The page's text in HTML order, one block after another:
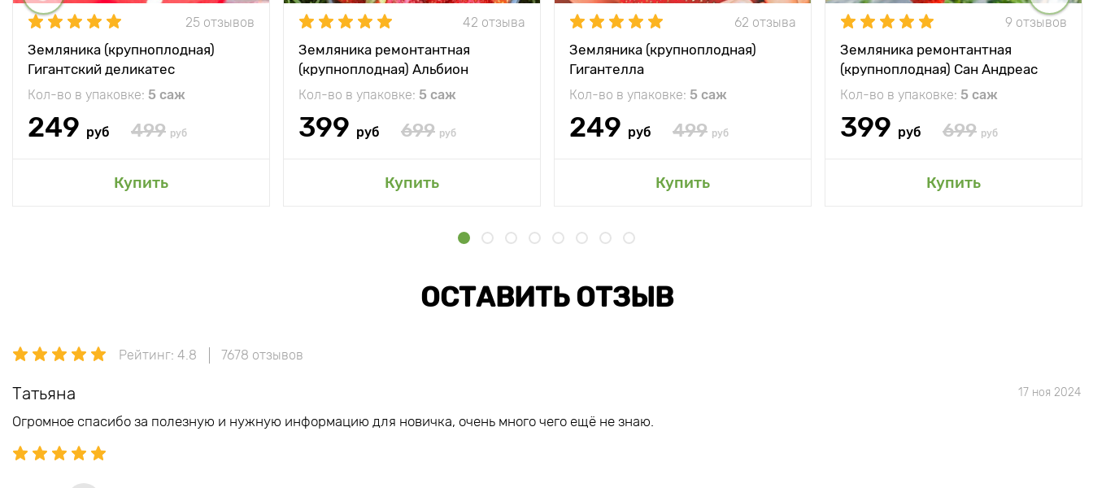
25 отзывов
Земляника (крупноплодная)
Гигантский деликатес
Кол-во в упаковке: 5 саж
249 руб 499 руб
Купить
42 отзыва
Земляника ремонтантная
(крупноплодная) Альбион
Кол-во в упаковке: 5 саж
399 руб 699 руб
Купить
62 отзыва
Земляника (крупноплодная)
Гигантелла
Кол-во в упаковке: 5 саж
249 руб 499 руб
Купить
9 отзывов
Земляника ремонтантная
(крупноплодная) Сан Андреас
Кол-во в упаковке: 5 саж
399 руб 699 руб
Купить
ОСТАВИТЬ ОТЗЫВ
Рейтинг: 4.8 7678 отзывов
Татьяна 17 ноя 2024
Огромное спасибо за полезную и нужную информацию для новичка, очень много чего ещё не знаю.